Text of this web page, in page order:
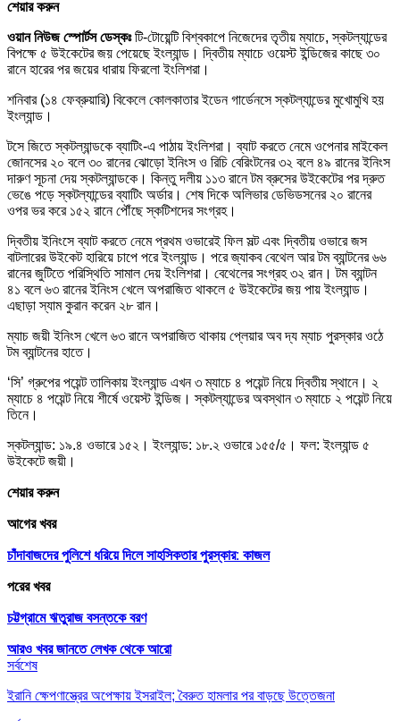
শেয়ার করুন
ওয়ান নিউজ স্পোর্টস ডেস্কঃটি-টোয়েন্টি বিশ্বকাপে নিজেদের তৃতীয় ম্যাচে, স্কটল্যান্ডের
বিপক্ষে ৫ উইকেটের জয় পেয়েছে ইংল্যান্ড। দ্বিতীয় ম্যাচে ওয়েস্ট ইন্ডিজের কাছে ৩০
রানে হারের পর জয়ের ধারায় ফিরলো ইংলিশরা।
শনিবার (১৪ ফেব্রুয়ারি) বিকেলে কোলকাতার ইডেন গার্ডেনসে স্কটল্যান্ডের মুখোমুখি হয়
ইংল্যান্ড।
টসে জিতে স্কটল্যান্ডকে ব্যাটিং-এ পাঠায় ইংলিশরা। ব্যাট করতে নেমে ওপেনার মাইকেল
জোনসের ২০ বলে ৩০ রানের ঝোড়ো ইনিংস ও রিচি বেরিংটনের ৩২ বলে ৪৯ রানের ইনিংস
দারুণ সূচনা দেয় স্কটল্যান্ডকে। কিন্তু দলীয় ১১৩ রানে টম ব্রুসের উইকেটের পর দ্রুত
ভেঙে পড়ে স্কটল্যান্ডের ব্যাটিং অর্ডার। শেষ দিকে অলিভার ডেভিডসনের ২০ রানের
ওপর ভর করে ১৫২ রানে পৌঁছে স্কটিশদের সংগ্রহ।
দ্বিতীয় ইনিংসে ব্যাট করতে নেমে প্রথম ওভারেই ফিল সল্ট এবং দ্বিতীয় ওভারে জস
বাটলারের উইকেট হারিয়ে চাপে পরে ইংল্যান্ড। পরে জ্যাকব বেথেল আর টম ব্যান্টনের ৬৬
রানের জুটিতে পরিস্থিতি সামাল দেয় ইংলিশরা। বেথেলের সংগ্রহ ৩২ রান। টম ব্যান্টন
৪১ বলে ৬৩ রানের ইনিংস খেলে অপরাজিত থাকলে ৫ উইকেটের জয় পায় ইংল্যান্ড।
এছাড়া স্যাম কুরান করেন ২৮ রান।
ম্যাচ জয়ী ইনিংস খেলে ৬৩ রানে অপরাজিত থাকায় প্লেয়ার অব দ্য ম্যাচ পুরস্কার ওঠে
টম ব্যান্টনের হাতে।
‘সি’ গ্রুপের পয়েন্ট তালিকায় ইংল্যান্ড এখন ৩ ম্যাচে ৪ পয়েন্ট নিয়ে দ্বিতীয় স্থানে। ২
ম্যাচে ৪ পয়েন্ট নিয়ে শীর্ষে ওয়েস্ট ইন্ডিজ। স্কটল্যান্ডের অবস্থান ৩ ম্যাচে ২ পয়েন্ট নিয়ে
তিনে।
স্কটল্যান্ড: ১৯.৪ ওভারে ১৫২। ইংল্যান্ড: ১৮.২ ওভারে ১৫৫/৫। ফল: ইংল্যান্ড ৫
উইকেটে জয়ী।
শেয়ার করুন
আগের খবর
চাঁদাবাজদের পুলিশে ধরিয়ে দিলে সাহসিকতার পুরস্কার: কাজল
পরের খবর
চট্টগ্রামে ঋতুরাজ বসন্তকে বরণ
আরও খবর জানতে লেখক থেকে আরো
সর্বশেষ
ইরানি ক্ষেপণাস্ত্রের অপেক্ষায় ইসরাইল; বৈরুত হামলার পর বাড়ছে উত্তেজনা